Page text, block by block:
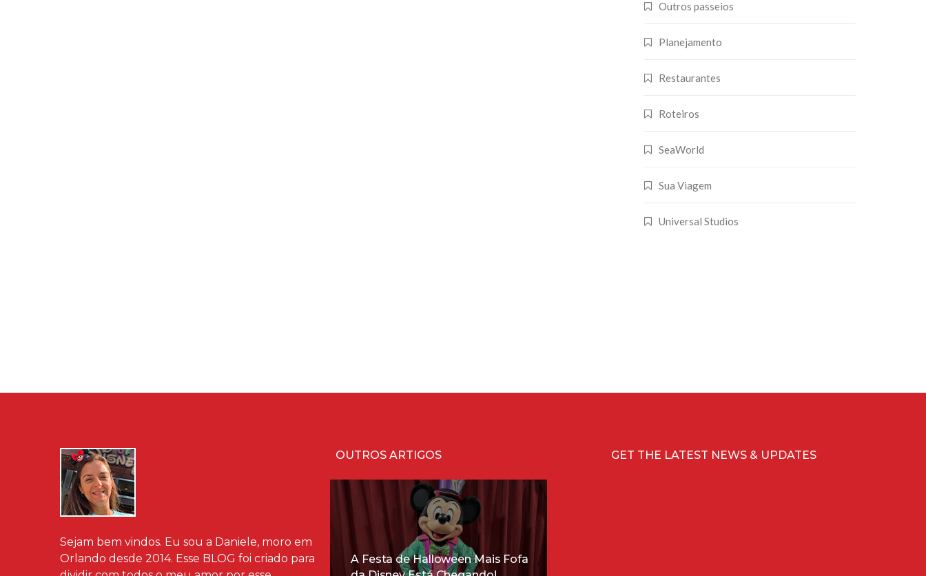
Outros passeios
Planejamento
Restaurantes
Roteiros
SeaWorld
Sua Viagem
Universal Studios
Sejam bem vindos. Eu sou a Daniele, moro em
Orlando desde 2014. Esse BLOG foi criado para
OUTROS ARTIGOS
A Festa de Halloween Mais Fofa
GET THE LATEST NEWS & UPDATES